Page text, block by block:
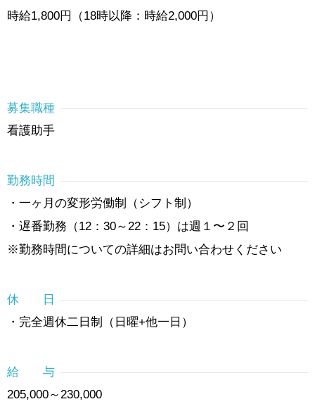
時給1,800円（18時以降：時給2,000円）
募集職種
看護助手
勤務時間
・一ヶ月の変形労働制（シフト制）
・遅番勤務（12：30～22：15）は週１〜２回
※勤務時間についての詳細はお問い合わせください
休 日
・完全週休二日制（日曜+他一日）
給 与
205,000～230,000